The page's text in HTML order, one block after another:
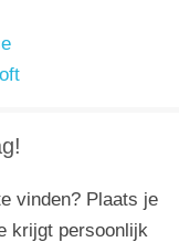
vinden? Plaats je
krijgt persoonlijk